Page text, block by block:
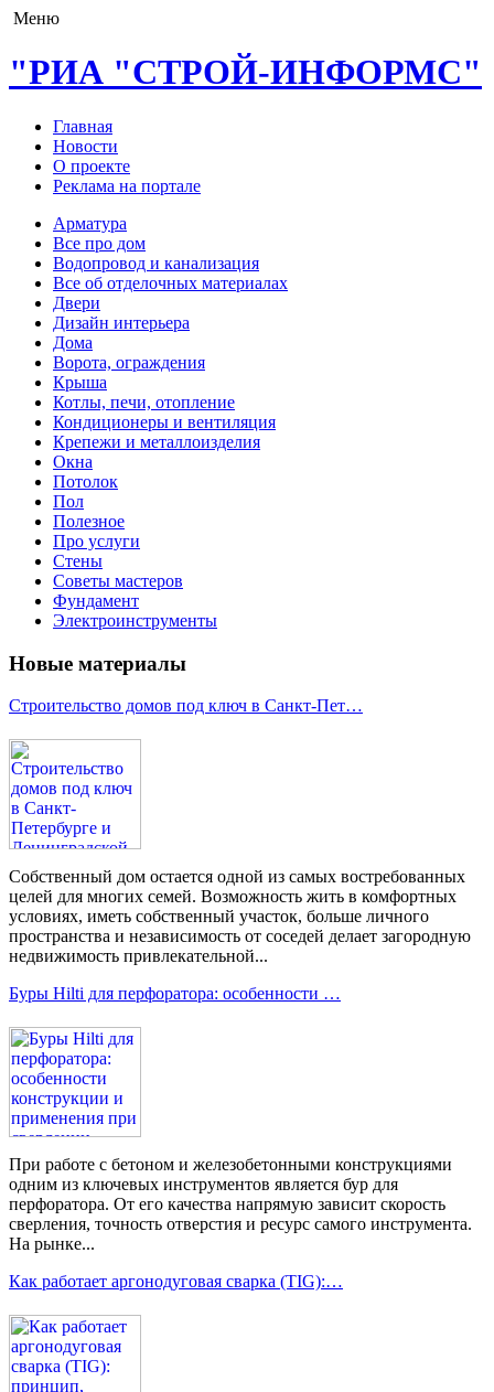
Меню
"РИА "СТРОЙ-ИНФОРМС"
Главная
Новости
О проекте
Реклама на портале
Арматура
Все про дом
Водопровод и канализация
Все об отделочных материалах
Двери
Дизайн интерьера
Дома
Ворота, ограждения
Крыша
Котлы, печи, отопление
Кондиционеры и вентиляция
Крепежи и металлоизделия
Окна
Потолок
Пол
Полезное
Про услуги
Стены
Советы мастеров
Фундамент
Электроинструменты
Новые материалы
Строительство домов под ключ в Санкт-Пет…
Собственный дом остается одной из самых востребованных
целей для многих семей. Возможность жить в комфортных
условиях, иметь собственный участок, больше личного
пространства и независимость от соседей делает загородную
недвижимость привлекательной...
Буры Hilti для перфоратора: особенности …
При работе с бетоном и железобетонными конструкциями
одним из ключевых инструментов является бур для
перфоратора. От его качества напрямую зависит скорость
сверления, точность отверстия и ресурс самого инструмента.
На рынке...
Как работает аргонодуговая сварка (TIG):…